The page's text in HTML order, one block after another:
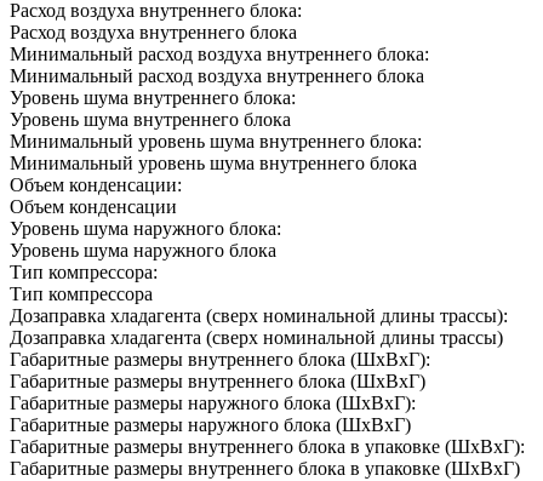
Расход воздуха внутреннего блока:
Расход воздуха внутреннего блока
Минимальный расход воздуха внутреннего блока:
Минимальный расход воздуха внутреннего блока
Уровень шума внутреннего блока:
Уровень шума внутреннего блока
Минимальный уровень шума внутреннего блока:
Минимальный уровень шума внутреннего блока
Объем конденсации:
Объем конденсации
Уровень шума наружного блока:
Уровень шума наружного блока
Тип компрессора:
Тип компрессора
Дозаправка хладагента (сверх номинальной длины трассы):
Дозаправка хладагента (сверх номинальной длины трассы)
Габаритные размеры внутреннего блока (ШxВxГ):
Габаритные размеры внутреннего блока (ШxВxГ)
Габаритные размеры наружного блока (ШxВxГ):
Габаритные размеры наружного блока (ШxВxГ)
Габаритные размеры внутреннего блока в упаковке (ШxВxГ):
Габаритные размеры внутреннего блока в упаковке (ШxВxГ)